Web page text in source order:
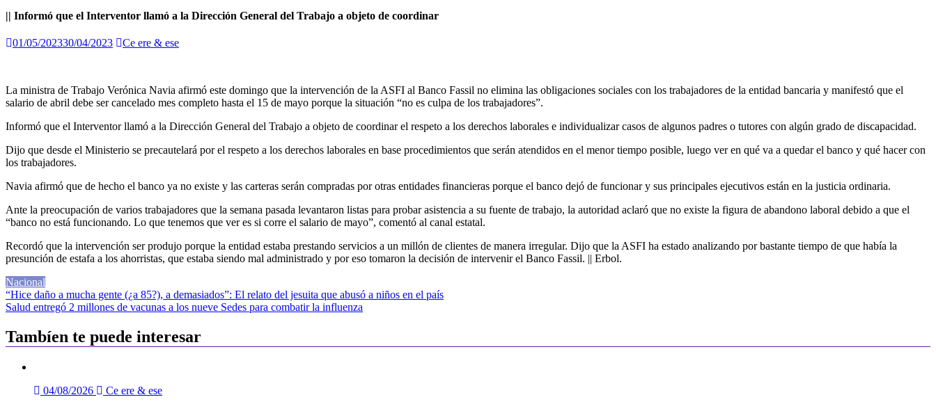
|| Informó que el Interventor llamó a la Dirección General del Trabajo a objeto de coordinar
01/05/202330/04/2023 Ce ere & ese
La ministra de Trabajo Verónica Navia afirmó este domingo que la intervención de la ASFI al Banco Fassil no elimina las obligaciones sociales con los trabajadores de la entidad bancaria y manifestó que el
salario de abril debe ser cancelado mes completo hasta el 15 de mayo porque la situación “no es culpa de los trabajadores”.
Informó que el Interventor llamó a la Dirección General del Trabajo a objeto de coordinar el respeto a los derechos laborales e individualizar casos de algunos padres o tutores con algún grado de discapacidad.
Dijo que desde el Ministerio se precautelará por el respeto a los derechos laborales en base procedimientos que serán atendidos en el menor tiempo posible, luego ver en qué va a quedar el banco y qué hacer con
los trabajadores.
Navia afirmó que de hecho el banco ya no existe y las carteras serán compradas por otras entidades financieras porque el banco dejó de funcionar y sus principales ejecutivos están en la justicia ordinaria.
Ante la preocupación de varios trabajadores que la semana pasada levantaron listas para probar asistencia a su fuente de trabajo, la autoridad aclaró que no existe la figura de abandono laboral debido a que el
“banco no está funcionando. Lo que tenemos que ver es si corre el salario de mayo”, comentó al canal estatal.
Recordó que la intervención ser produjo porque la entidad estaba prestando servicios a un millón de clientes de manera irregular. Dijo que la ASFI ha estado analizando por bastante tiempo de que había la
presunción de estafa a los ahorristas, que estaba siendo mal administrado y por eso tomaron la decisión de intervenir el Banco Fassil. || Erbol.
Nacional
Navegación
de
entradas
“Hice daño a mucha gente (¿a 85?), a demasiados”: El relato del jesuita que abusó a niños en el país
Salud entregó 2 millones de vacunas a los nueve Sedes para combatir la influenza
Tambíen te puede interesar
04/08/2026 Ce ere & ese